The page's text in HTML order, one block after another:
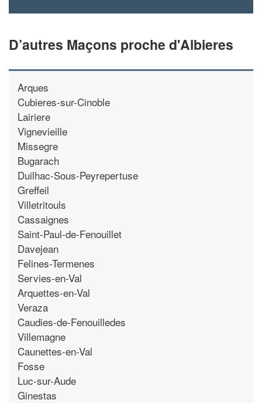
D’autres Maçons proche d'Albieres
Arques
Cubieres-sur-Cinoble
Lairiere
Vignevieille
Missegre
Bugarach
Duilhac-Sous-Peyrepertuse
Greffeil
Villetritouls
Cassaignes
Saint-Paul-de-Fenouillet
Davejean
Felines-Termenes
Servies-en-Val
Arquettes-en-Val
Veraza
Caudies-de-Fenouilledes
Villemagne
Caunettes-en-Val
Fosse
Luc-sur-Aude
Ginestas